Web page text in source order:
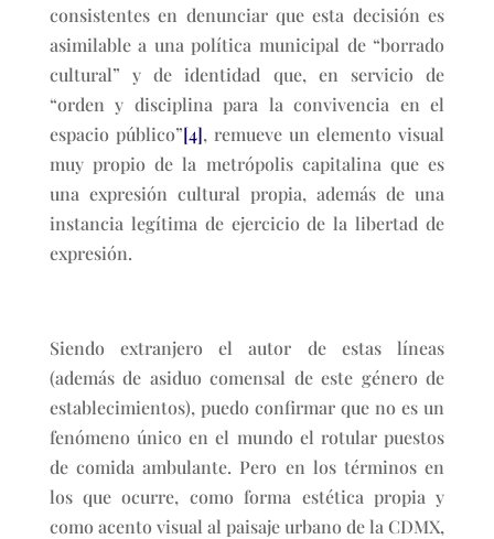
consistentes en denunciar que esta decisión es
asimilable a una política municipal de “borrado
cultural” y de identidad que, en servicio de
“orden y disciplina para la convivencia en el
espacio público”[4], remueve un elemento visual
muy propio de la metrópolis capitalina que es
una expresión cultural propia, además de una
instancia legítima de ejercicio de la libertad de
expresión.
Siendo extranjero el autor de estas líneas
(además de asiduo comensal de este género de
establecimientos), puedo confirmar que no es un
fenómeno único en el mundo el rotular puestos
de comida ambulante. Pero en los términos en
los que ocurre, como forma estética propia y
como acento visual al paisaje urbano de la CDMX,